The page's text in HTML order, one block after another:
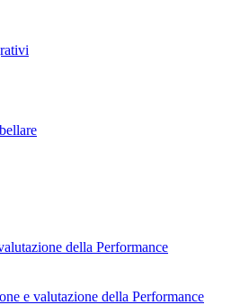
della Performance
e valutazione della Performance